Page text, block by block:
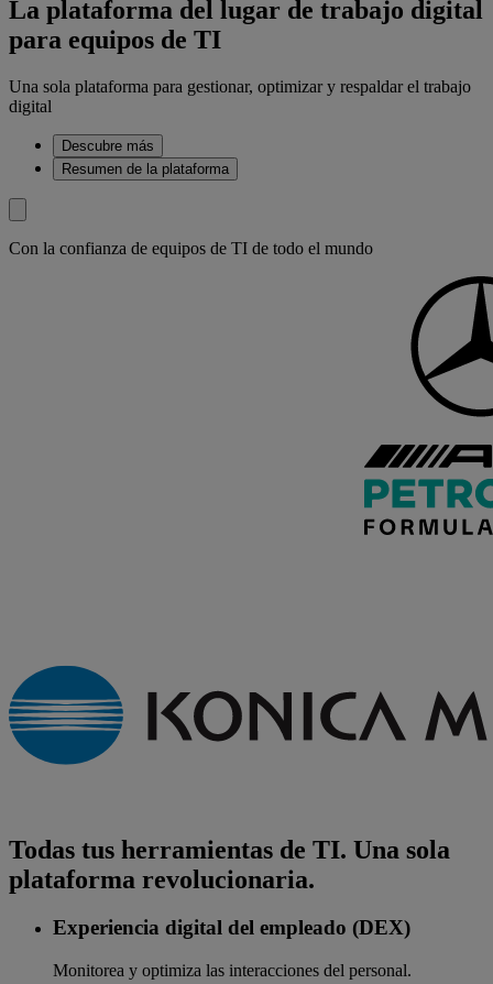
La plataforma del lugar de trabajo digital
para equipos de TI
Una sola plataforma para gestionar, optimizar y respaldar el trabajo
digital
Descubre más
Resumen de la plataforma
Con la confianza de equipos de TI de todo el mundo
Todas tus herramientas de TI. Una sola
plataforma revolucionaria.
Experiencia digital del empleado (DEX)
Monitorea y optimiza las interacciones del personal.